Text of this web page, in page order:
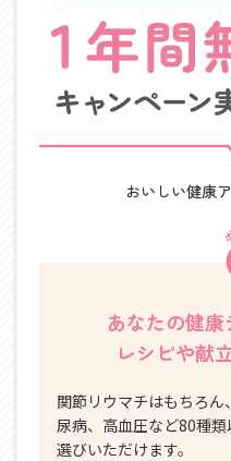
おいしい健康
あなたの健
レシピや献
関節リウマチはもちろ
尿病、高血圧など80種
選びいただけます。